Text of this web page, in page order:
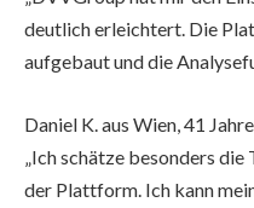
deutlich erleichtert. Die
aufgebaut und die
Daniel K. aus Wien, 41 Jahre
„Ich schätze besonders
der Plattform. Ich kann